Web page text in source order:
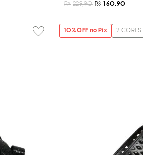
R$ 229,90 R$ 160,90
10% OFF no Pix 2 CORES